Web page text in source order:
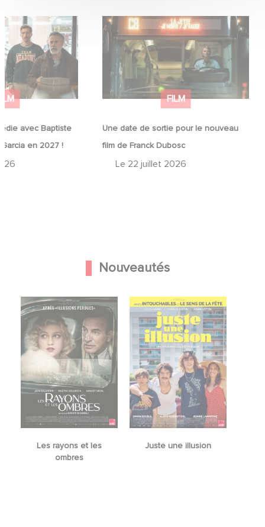
avec Baptiste
en 2027 !
avec
et José Garcia
FILM
Une date de sortie pour le nouveau
film de Franck Dubosc
Le 22 juillet 2026
Une date de sortie pour le nouveau
film de Franck Dubosc
Nouveautés
Les rayons et les
ombres
Juste une illusion